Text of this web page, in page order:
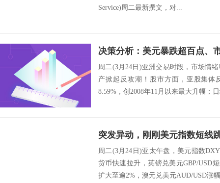
Service)周二最新撰文，对...
周二(3月24日)亚洲交易时段，市场情
产掀起反攻潮！股市方面，亚股集体
8.59%，创2008年11月以来最大升幅；
周二(3月24日)亚太午盘，美元指数
货币快速拉升，英镑兑美元GBP/USD
扩大至逾2%，澳元兑美元AUD/USD涨